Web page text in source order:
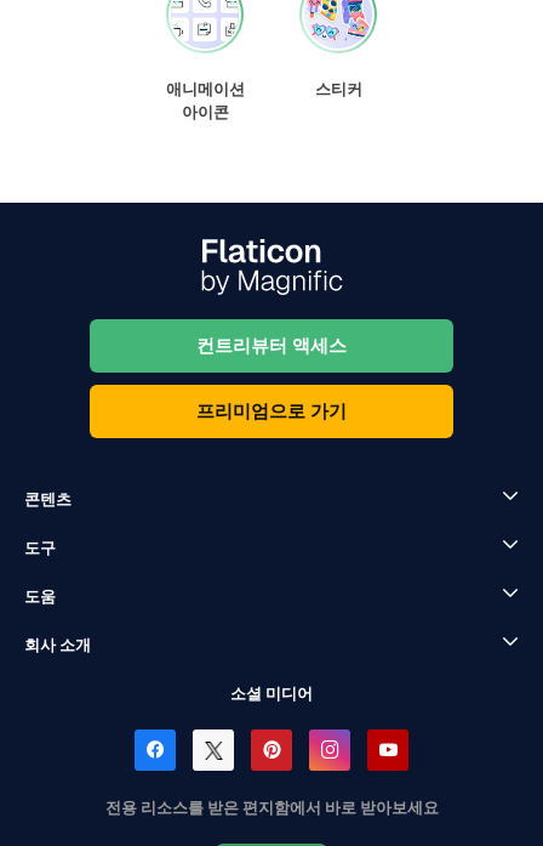
애니메이션
아이콘
스티커
컨트리뷰터 액세스
프리미엄으로 가기
콘텐츠
도구
도움
회사 소개
소셜 미디어
전용 리소스를 받은 편지함에서 바로 받아보세요